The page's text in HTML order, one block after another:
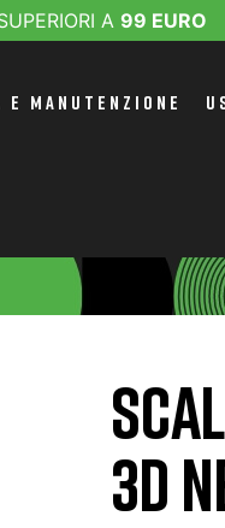
A 99 EURO
MANUTENZIONE
3D